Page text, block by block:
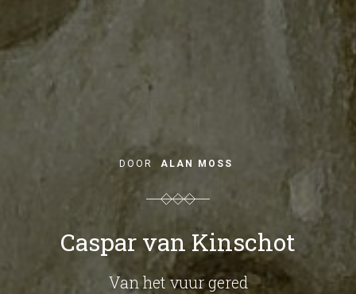
DOOR ALAN MOSS
Caspar van Kinschot
Van het vuur gered